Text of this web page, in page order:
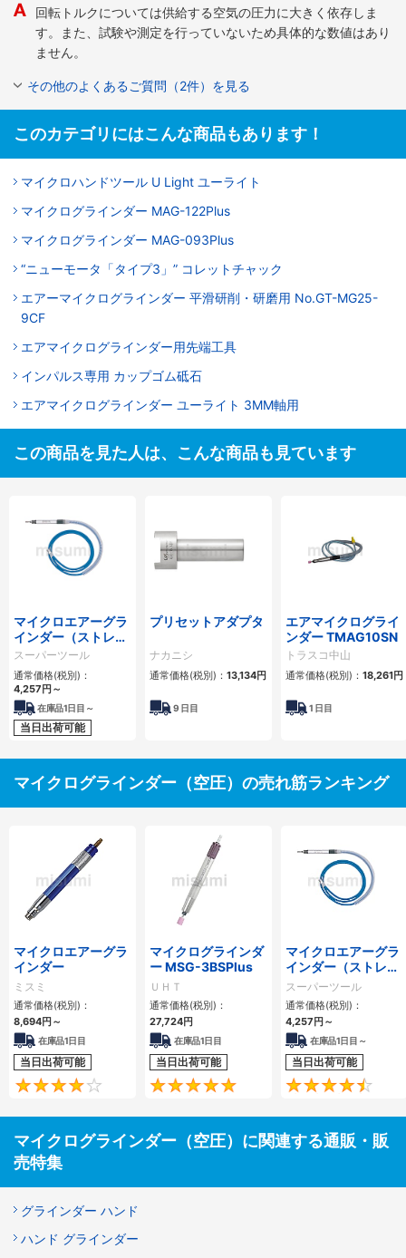
回転トルクについては供給する空気の圧力に大きく依存しま
す。また、試験や測定を行っていないため具体的な数値はあり
ません。
その他のよくあるご質問（2件）を見る
このカテゴリにはこんな商品もあります！
マイクロハンドツール U Light ユーライト
マイクログラインダー MAG-122Plus
マイクログラインダー MAG-093Plus
“ニューモータ「タイプ3」” コレットチャック
エアーマイクログラインダー 平滑研削・研磨用 No.GT-MG25-
9CF
エアマイクログラインダー用先端工具
インパルス専用 カップゴム砥石
エアマイクログラインダー ユーライト 3MM軸用
この商品を見た人は、こんな商品も見ています
マイクロエアーグラ
インダー（ストレー
トタイプ）
スーパーツール
通常価格(税別)：
4,257円 ～
在庫品1日目～
当日出荷可能
プリセットアダプタ
ナカニシ
通常価格(税別)： 13,134円
9 日目
エアマイクログライ
ンダー TMAG10SN
トラスコ中山
通常価格(税別)： 18,261円
1 日目
マイクログラインダー（空圧）の売れ筋ランキング
マイクロエアーグラ
インダー
ミスミ
通常価格(税別)：
8,694円 ～
在庫品1日目
当日出荷可能
4.3
マイクログラインダ
ー MSG-3BSPlus
ＵＨＴ
通常価格(税別)：
27,724円
在庫品1日目
当日出荷可能
5
マイクロエアーグラ
インダー（ストレー
トタイプ）
スーパーツール
通常価格(税別)：
4,257円 ～
在庫品1日目～
当日出荷可能
マイクログラインダー（空圧）に関連する通販・販
売特集
グラインダー ハンド
ハンド グラインダー